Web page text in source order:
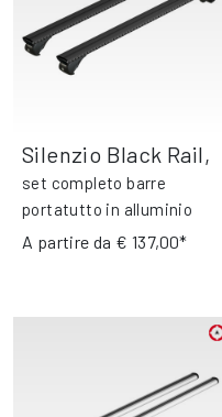
Silenzio Black Rail,
set completo barre
portatutto in alluminio
A partire da € 137,00*